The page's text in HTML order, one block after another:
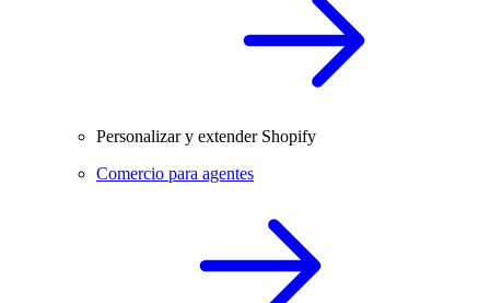
Personalizar y extender Shopify
Comercio para agentes